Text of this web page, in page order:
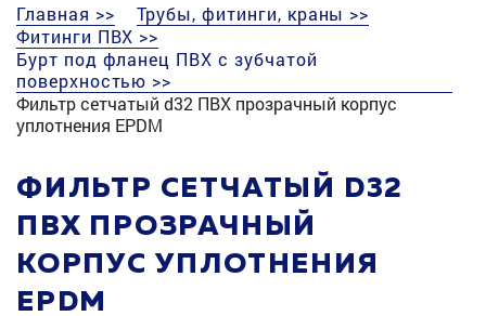
Главная >>
Трубы, фитинги, краны >>
Фитинги ПВХ >>
Бурт под фланец ПВХ с зубчатой
поверхностью >>
Фильтр сетчатый d32 ПВХ прозрачный корпус
уплотнения EPDM
ФИЛЬТР СЕТЧАТЫЙ D32
ПВХ ПРОЗРАЧНЫЙ
КОРПУС УПЛОТНЕНИЯ
EPDM